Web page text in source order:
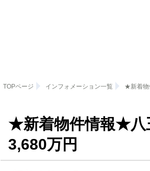
TOPページ インフォメーション一覧 ★新着
★新着物件情報★
3,680万円